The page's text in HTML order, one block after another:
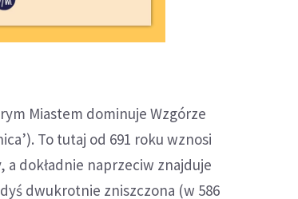
Miastem dominuje Wzgórze
To tutaj od 691 roku wznosi
a dokładnie naprzeciw znajduje
dwukrotnie zniszczona (w 586